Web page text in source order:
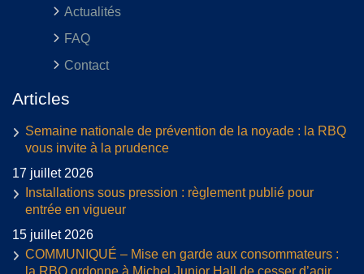
Actualités
FAQ
Contact
Articles
Semaine nationale de prévention de la noyade : la RBQ
vous invite à la prudence
17 juillet 2026
Installations sous pression : règlement publié pour
entrée en vigueur
15 juillet 2026
COMMUNIQUÉ – Mise en garde aux consommateurs :
la RBQ ordonne à Michel Junior Hall de cesser d’agir